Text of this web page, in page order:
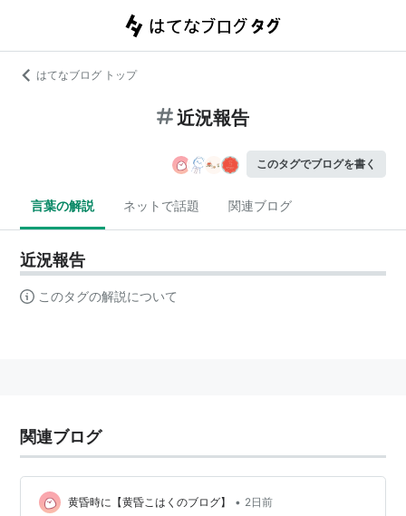
はてなブログ トップ
近況報告
このタグでブログを書く
言葉の解説 ネットで話題 関連ブログ
近況報告
このタグの解説について
関連ブログ
黄昏時に【黄昏こはくのブログ】 • 2日前